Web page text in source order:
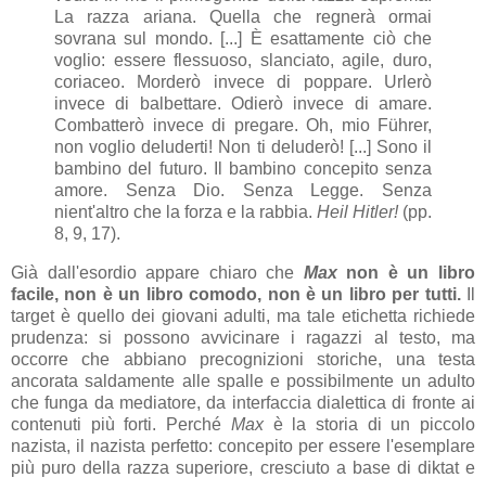
La razza ariana. Quella che regnerà ormai
sovrana sul mondo. [...] È esattamente ciò che
voglio: essere flessuoso, slanciato, agile, duro,
coriaceo. Morderò invece di poppare. Urlerò
invece di balbettare. Odierò invece di amare.
Combatterò invece di pregare. Oh, mio Führer,
non voglio deluderti! Non ti deluderò! [...] Sono il
bambino del futuro. Il bambino concepito senza
amore. Senza Dio. Senza Legge. Senza
nient'altro che la forza e la rabbia. Heil Hitler!(pp.
8, 9, 17).
Già dall'esordio appare chiaro che Maxnon è un libro
facile, non è un libro comodo, non è un libro per tutti.Il
target è quello dei giovani adulti, ma tale etichetta richiede
prudenza: si possono avvicinare i ragazzi al testo, ma
occorre che abbiano precognizioni storiche, una testa
ancorata saldamente alle spalle e possibilmente un adulto
che funga da mediatore, da interfaccia dialettica di fronte ai
contenuti più forti. Perché Maxè la storia di un piccolo
nazista, il nazista perfetto: concepito per essere l'esemplare
più puro della razza superiore, cresciuto a base di diktat e